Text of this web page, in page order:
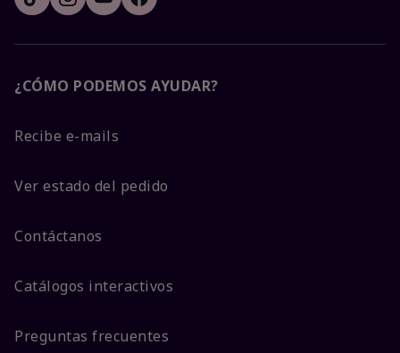
¿CÓMO PODEMOS AYUDAR?
Recibe e-mails
Ver estado del pedido
Contáctanos
Catálogos interactivos
Preguntas frecuentes